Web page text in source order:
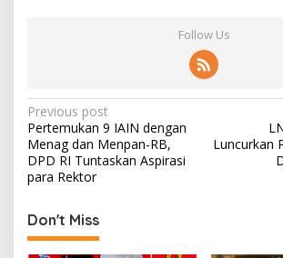
Follow Us
P
o
s
t
n
a
Previous post
Pertemukan 9 IAIN dengan
Menag dan Menpan-RB,
DPD RI Tuntaskan Aspirasi
para Rektor
Luncurkan
Don't Miss